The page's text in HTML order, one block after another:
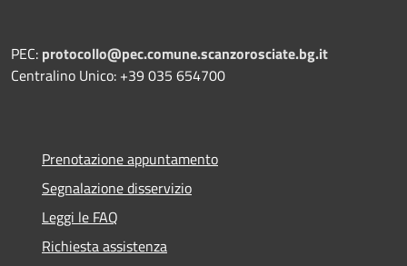
PEC: protocollo@pec.comune.scanzorosciate.bg.it
Centralino Unico: +39 035 654700
Prenotazione appuntamento
Segnalazione disservizio
Leggi le FAQ
Richiesta assistenza